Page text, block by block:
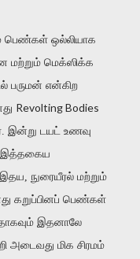
பெண்கள் ஒல்லியாக
மற்றும் மெக்ஸிக்க
பருமன் என்கிற
Revolting Bodies
இன்று டயட் உணவு
இத்தகைய
நுரையீரல் மற்றும்
கறுப்பினப் பெண்கள்
இதனாலே
அடைவது மிக சிரமம்